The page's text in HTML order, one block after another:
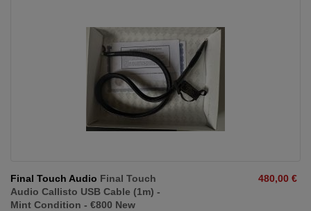
Final Touch Audio Final Touch
Audio Callisto USB Cable (1m) -
Mint Condition - €800 New
480,00 €